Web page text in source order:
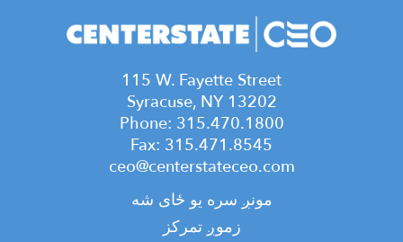
COMMUNITY GUIDE
February 28, 2022
2021 CENTRAL NEW YORK
COMMUNITY GUIDE
February 22, 2021
2020 CENTRAL NEW YORK
COMMUNITY GUIDE
January 16, 2021
115 W. Fayette Street
Syracuse, NY 13202
Phone: 315.470.1800
Fax: 315.471.8545
ceo@centerstateceo.com
مونږ سره یو ځای شه
زموږ تمرکز